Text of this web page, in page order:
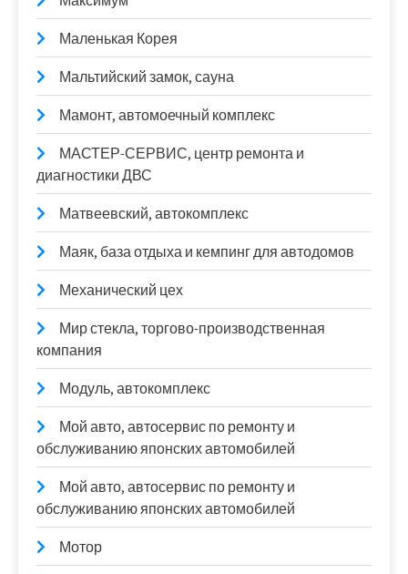
Маленькая Корея
Мальтийский замок, сауна
Мамонт, автомоечный комплекс
МАСТЕР-СЕРВИС, центр ремонта и
диагностики ДВС
Матвеевский, автокомплекс
Маяк, база отдыха и кемпинг для автодомов
Механический цех
Мир стекла, торгово-производственная
компания
Модуль, автокомплекс
Мой авто, автосервис по ремонту и
обслуживанию японских автомобилей
Мой авто, автосервис по ремонту и
обслуживанию японских автомобилей
Мотор